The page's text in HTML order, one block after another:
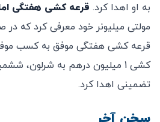
به او اهدا کرد. قرعه کشی هفتگی
مولتی میلیونر خود معرفی کرد که
قرعه کشی هفتگی موفق به کسب
کشی 1 میلیون درهم به شرلون،
تضمینی اهدا کرد.